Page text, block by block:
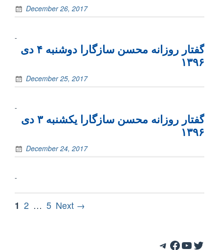
December 26, 2017
-
گفتار روزانه محسن سازگارا دوشنبه ۴ دی
۱۳۹۶
December 25, 2017
-
گفتار روزانه محسن سازگارا یکشنبه ۳ دی
۱۳۹۶
December 24, 2017
-
Posts
Page
1 Page
2 … Page
5 Next →
Telegram Facebook YouTube Twitter